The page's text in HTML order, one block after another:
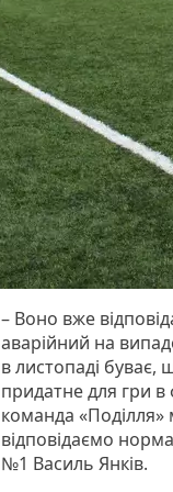
– Воно вже
аварійний на
в листопаді буває,
придатне для гри
команда
відповідаємо
№1 Василь Янків.